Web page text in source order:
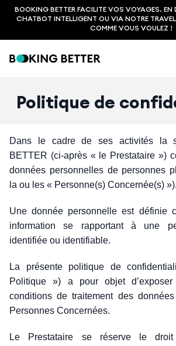
BOOKING BETTER FACILITE VOS VOYAGES. EN
CHATBOT INTELLIGENT OU VIA NOTRE TRAVEL
COMME VOUS VOULEZ !
Politique de
Dans le cadre de ses activités la
BETTER (ci-après « le Prestataire »)
données personnelles de personnes
la ou les « Personne(s) Concernée(s) »).
Une donnée personnelle est définie
information se rapportant à une
identifiée ou identifiable.
La présente politique de
Politique ») a pour objet
conditions de traitement des
Personnes Concernées.
Le Prestataire se réserve le droit